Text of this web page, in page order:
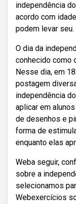
independência
acordo com
podem levar seu.
O dia da
conhecido como
Nesse dia, em
postagem
independência
aplicar em
de desenhos e
forma de
enquanto elas
Weba seguir,
sobre a
selecionamos
Webexercícios